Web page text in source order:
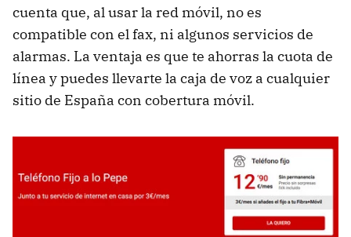
cuenta que, al usar la red móvil, no es
compatible con el fax, ni algunos servicios de
alarmas. La ventaja es que te ahorras la cuota de
línea y puedes llevarte la caja de voz a cualquier
sitio de España con cobertura móvil.